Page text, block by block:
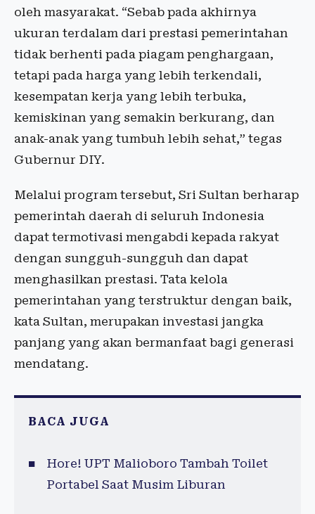
oleh masyarakat. “Sebab pada akhirnya
ukuran terdalam dari prestasi pemerintahan
tidak berhenti pada piagam penghargaan,
tetapi pada harga yang lebih terkendali,
kesempatan kerja yang lebih terbuka,
kemiskinan yang semakin berkurang, dan
anak-anak yang tumbuh lebih sehat,” tegas
Gubernur DIY.
Melalui program tersebut, Sri Sultan berharap
pemerintah daerah di seluruh Indonesia
dapat termotivasi mengabdi kepada rakyat
dengan sungguh-sungguh dan dapat
menghasilkan prestasi. Tata kelola
pemerintahan yang terstruktur dengan baik,
kata Sultan, merupakan investasi jangka
panjang yang akan bermanfaat bagi generasi
mendatang.
BACA JUGA
Hore! UPT Malioboro Tambah Toilet
Portabel Saat Musim Liburan